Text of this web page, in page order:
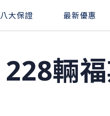
八大保證 最新優惠
228輛